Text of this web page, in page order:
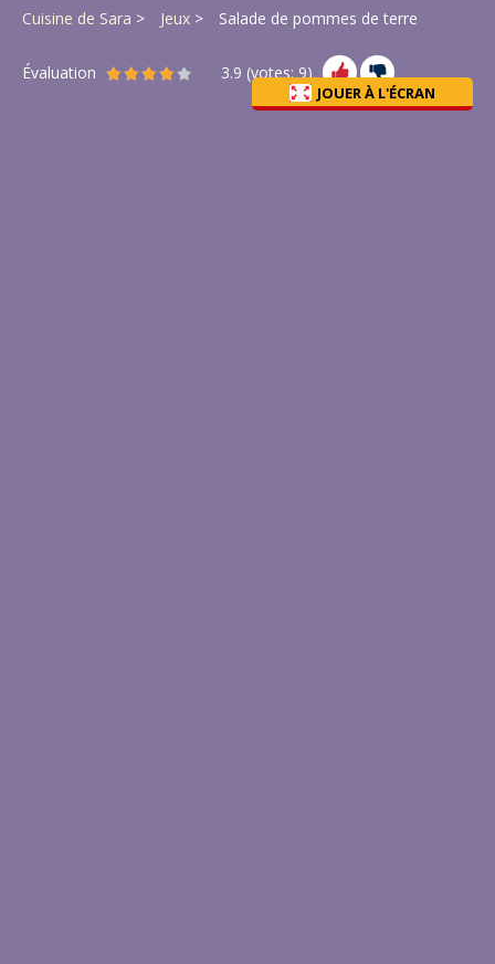
Cuisine de Sara Jeux Salade de pommes de terre
Évaluation 3.9 (votes:9)
JOUER À L'ÉCRAN